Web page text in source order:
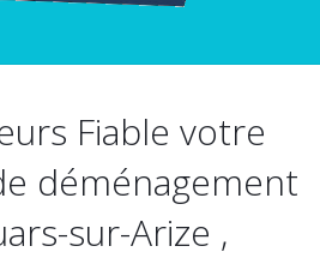
Fiable votre
déménagement
sur-Arize ,